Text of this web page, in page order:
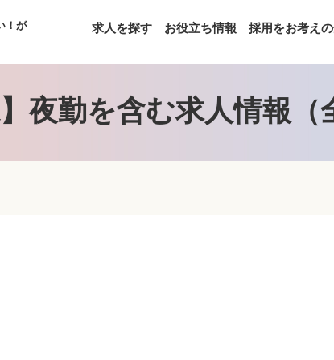
！が
求人を探す お役立ち情報 採用をお考え
】夜勤を含む求人情報（